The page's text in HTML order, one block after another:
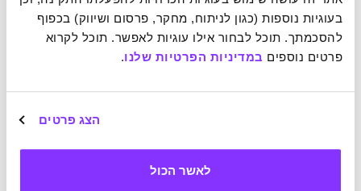
פרטים נוספים במדיניות הפרטיות שלנו.
הצג פרטים
לאשר הכול
כמנהיג רוחני מהבולטים בתקופתנו, ראייתו של גיאטסו חוצה את
גבולות היחיד והמעגלים המצומצמים שבהם הוא חי את היומיום.
רעיונות מופשטים שאנו מטיפים אליהם", הוא מדגיש,"אלא
למצוא את הדרך להרגיש נחוצים מחד, ולגרום לאחרים להרגיש
התוכן העמוק של החיים, שרבים מחפשים בדמותם של אושר